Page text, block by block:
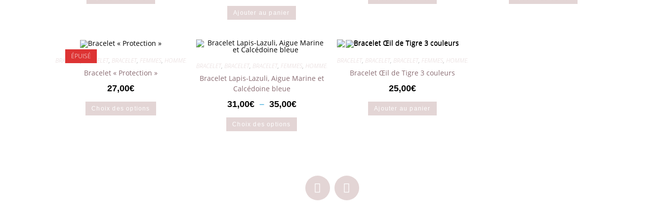
Ajouter au panier
ÉPUISÉ
BRACELET,BRACELET, BRACELET, FEMMES, HOMMES
Bracelet « Protection »
27,00€
Choix des options
BRACELET, BRACELET, BRACELET, FEMMES, HOMMES
Bracelet Lapis-Lazuli, Aigue Marine et
Calcédoine bleue
31,00€ – 35,00€
Choix des options
BRACELET, BRACELET, BRACELET, FEMMES, HOMMES
Bracelet Œil de Tigre 3 couleurs
25,00€
Ajouter au panier